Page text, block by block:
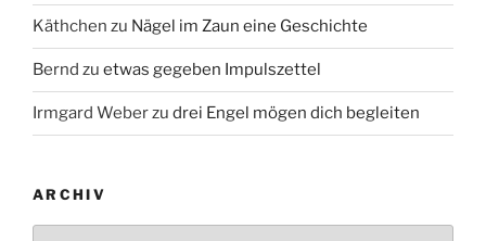
Käthchen zu Nägel im Zaun eine Geschichte
Bernd zu etwas gegeben Impulszettel
Irmgard Weberzu drei Engel mögen dich begleiten
ARCHIV